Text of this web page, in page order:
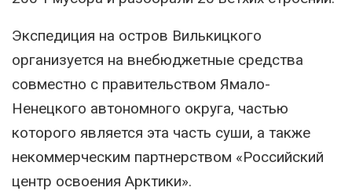
Экспедиция на остров Вилькицкого
организуется на внебюджетные средства
совместно с правительством Ямало-
Ненецкого автономного округа, частью
которого является эта часть суши, а также
некоммерческим партнерством «Российский
центр освоения Арктики».